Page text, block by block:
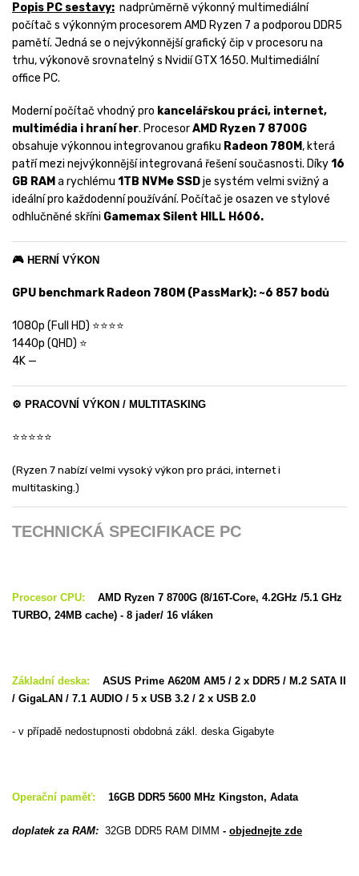
Popis PC sestavy: nadprůměrně výkonný multimediální
počítač s výkonným procesorem AMD Ryzen 7 a podporou DDR5
pamětí. Jedná se o nejvýkonnější grafický čip v procesoru na
trhu, výkonově srovnatelný s Nvidií GTX 1650. Multimediální
office PC.
Moderní počítač vhodný pro kancelářskou práci, internet,
multimédia i hraní her. ProcesorAMD Ryzen 7 8700G
obsahuje výkonnou integrovanou grafiku Radeon 780M, která
patří mezi nejvýkonnější integrovaná řešení současnosti. Díky16
GB RAM a rychlému 1TB NVMe SSDje systém velmi svižný a
ideální pro každodenní používání. Počítač je osazen ve stylové
odhlučněné skříni Gamemax Silent HILL H606.
🎮 HERNÍ VÝKON
GPU benchmark Radeon 780M (PassMark): ~6 857 bodů
1080p (Full HD) ⭐⭐⭐⭐
1440p (QHD) ⭐
4K —
⚙️ PRACOVNÍ VÝKON / MULTITASKING
⭐⭐⭐⭐⭐
(Ryzen 7 nabízí velmi vysoký výkon pro práci, internet i
multitasking.)
TECHNICKÁ SPECIFIKACE PC
Procesor CPU:
AMD Ryzen 7 8700G (8/16T-Core, 4.2GHz /5.1 GHz
TURBO, 24MB cache) - 8 jader/ 16 vláken
Základní deska: ASUS Prime A620M AM5 / 2 x DDR5 / M.2 SATA II
/ GigaLAN / 7.1 AUDIO / 5 x USB 3.2 / 2 x USB 2.0
- v případě nedostupnosti obdobná zákl. deska Gigabyte
Operační paměť: 16GB DDR5 5600 MHz Kingston, Adata
doplatek za RAM: 32GB DDR5 RAM DIMM - objednejte zde